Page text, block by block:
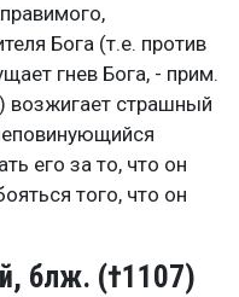
Бога (т.е. против
гнев Бога, - прим.
возжигает страшный
его за то, что он
того, что он
блж. (†1107)